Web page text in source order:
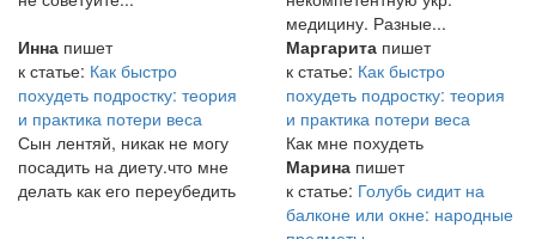
медицину. Разные...
Инна пишет
к статье: Как быстро
похудеть подростку: теория
и практика потери веса
Сын лентяй, никак не могу
посадить на диету.что мне
делать как его переубедить
Маргарита пишет
к статье: Как быстро
похудеть подростку: теория
и практика потери веса
Как мне похудеть
Марина пишет
к статье: Голубь сидит на
балконе или окне: народные